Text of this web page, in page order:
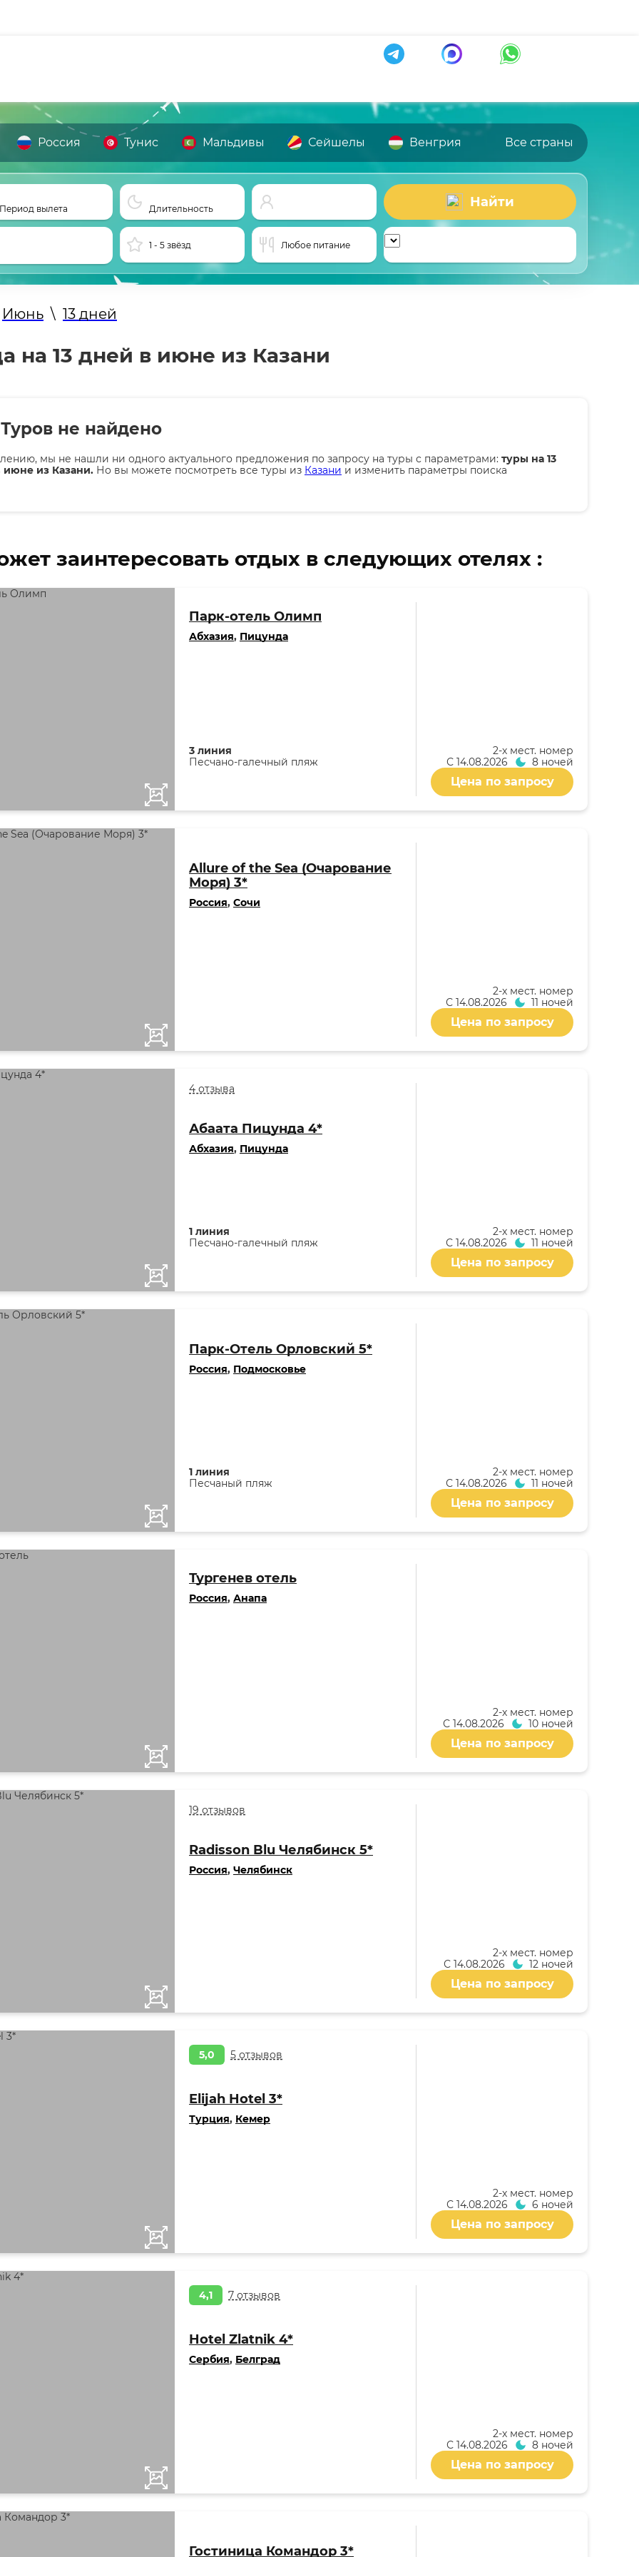
Россия Тунис Мальдивы Сейшелы Венгрия Все страны
Период вылета Длительность Найти
1 - 5 звёзд Любое питание
Июнь \ 13 дней
на 13 дней в июне из Казани
Туров не найдено
мы не нашли ни одного актуального предложения по запросу на туры с параметрами: туры на 13
июне из Казани. Но вы можете посмотреть все туры из Казани и изменить параметры поиска
заинтересовать отдых в следующих отелях :
Парк-отель Олимп
Абхазия, Пицунда
3 линия
Песчано-галечный пляж
2-x мест. номер
С 14.08.2026 8 ночей
Цена по запросу
Allure of the Sea (Очарование
Моря) 3*
Россия, Сочи
2-x мест. номер
С 14.08.2026 11 ночей
Цена по запросу
4 отзыва
Абаата Пицунда 4*
Абхазия, Пицунда
1 линия
Песчано-галечный пляж
2-x мест. номер
С 14.08.2026 11 ночей
Цена по запросу
Парк-Отель Орловский 5*
Россия, Подмосковье
1 линия
Песчаный пляж
2-x мест. номер
С 14.08.2026 11 ночей
Цена по запросу
Тургенев отель
Россия, Анапа
2-x мест. номер
С 14.08.2026 10 ночей
Цена по запросу
19 отзывов
Radisson Blu Челябинск 5*
Россия, Челябинск
2-x мест. номер
С 14.08.2026 12 ночей
Цена по запросу
5,0 5 отзывов
Elijah Hotel 3*
Турция, Кемер
2-x мест. номер
С 14.08.2026 6 ночей
Цена по запросу
4,1 7 отзывов
Hotel Zlatnik 4*
Сербия, Белград
2-x мест. номер
С 14.08.2026 8 ночей
Цена по запросу
Гостиница Командор 3*